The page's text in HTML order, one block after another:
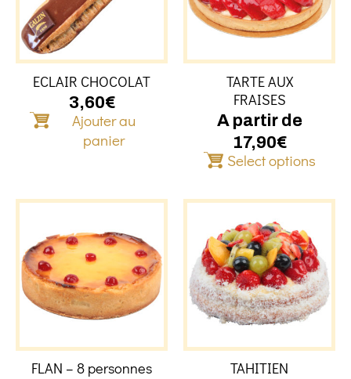
ECLAIR CHOCOLAT
3,60€
Ajouter au
panier
TARTE AUX
FRAISES
A partir de
17,90€
Select options
Les
options
être
FLAN – 8 personnes
TAHITIEN
Ce
a
Les
options
être